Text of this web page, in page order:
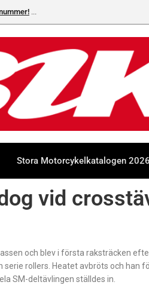
Stora Motorcykelkatalogen 2026
vid
och blev i första raksträcken
rollers. Heatet avbröts och han
SM-deltävlingen ställdes in.